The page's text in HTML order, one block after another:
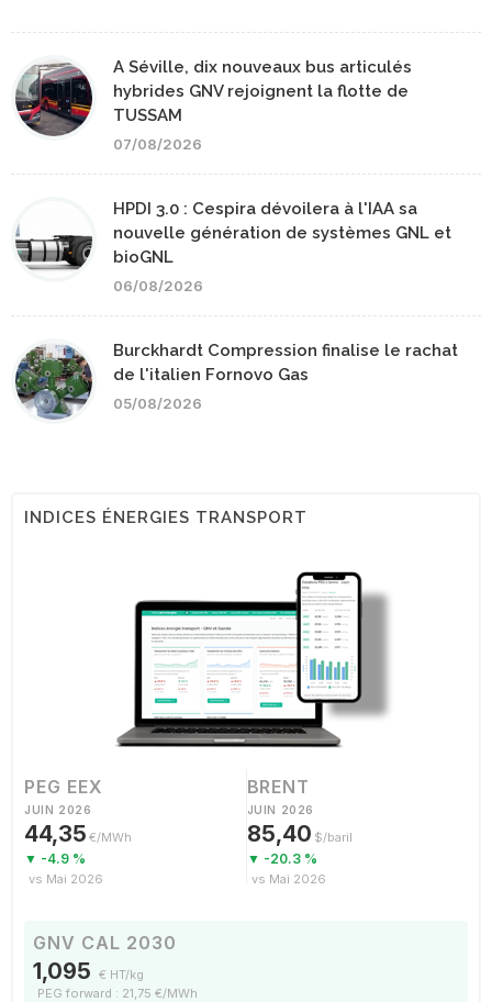
A Séville, dix nouveaux bus articulés
hybrides GNV rejoignent la flotte de
TUSSAM
07/08/2026
HPDI 3.0 : Cespira dévoilera à l'IAA sa
nouvelle génération de systèmes GNL et
bioGNL
06/08/2026
Burckhardt Compression finalise le rachat
de l'italien Fornovo Gas
05/08/2026
INDICES ÉNERGIES TRANSPORT
PEG EEX
JUIN 2026
44,35 €/MWh
▼ -4.9 %
vs Mai 2026
BRENT
JUIN 2026
85,40 $/baril
▼ -20.3 %
vs Mai 2026
GNV CAL 2030
1,095 € HT/kg
PEG forward : 21,75 €/MWh